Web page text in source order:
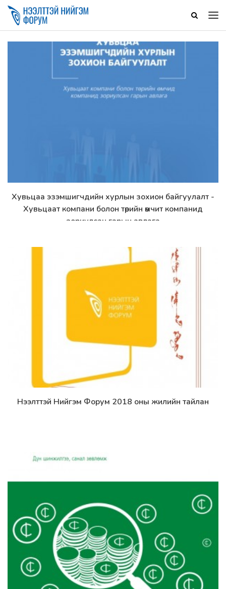
Дэлгэрэнгүй
Хувьцаа эзэмшигчдийн хурлын зохион байгуулалт -
Хувьцаат компани болон төрийн өмчит компанид
зориулсан гарын авлага
Дэлгэрэнгүй
Нээлттэй Нийгэм Форум 2018 оны жилийн тайлан